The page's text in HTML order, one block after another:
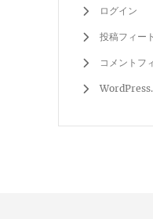
ログイン
投稿フィー
コメントフ